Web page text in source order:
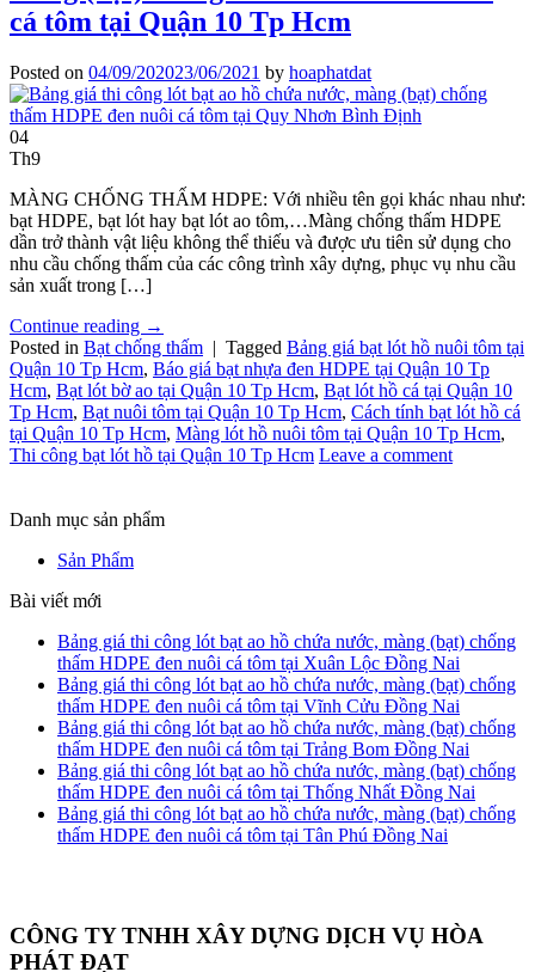
cá tôm tại Quận 10 Tp Hcm
Posted on 04/09/202023/06/2021 by hoaphatdat
04
Th9
MÀNG CHỐNG THẤM HDPE: Với nhiều tên gọi khác nhau như:
bạt HDPE, bạt lót hay bạt lót ao tôm,…Màng chống thấm HDPE
dần trở thành vật liệu không thể thiếu và được ưu tiên sử dụng cho
nhu cầu chống thấm của các công trình xây dựng, phục vụ nhu cầu
sản xuất trong […]
Continue reading →
Posted in Bạt chống thấm | Tagged Bảng giá bạt lót hồ nuôi tôm tại
Quận 10 Tp Hcm, Báo giá bạt nhựa đen HDPE tại Quận 10 Tp
Hcm, Bạt lót bờ ao tại Quận 10 Tp Hcm, Bạt lót hồ cá tại Quận 10
Tp Hcm, Bạt nuôi tôm tại Quận 10 Tp Hcm, Cách tính bạt lót hồ cá
tại Quận 10 Tp Hcm, Màng lót hồ nuôi tôm tại Quận 10 Tp Hcm,
Thi công bạt lót hồ tại Quận 10 Tp Hcm Leave a comment
Danh mục sản phẩm
Sản Phẩm
Bài viết mới
Bảng giá thi công lót bạt ao hồ chứa nước, màng (bạt) chống
thấm HDPE đen nuôi cá tôm tại Xuân Lộc Đồng Nai
Bảng giá thi công lót bạt ao hồ chứa nước, màng (bạt) chống
thấm HDPE đen nuôi cá tôm tại Vĩnh Cửu Đồng Nai
Bảng giá thi công lót bạt ao hồ chứa nước, màng (bạt) chống
thấm HDPE đen nuôi cá tôm tại Trảng Bom Đồng Nai
Bảng giá thi công lót bạt ao hồ chứa nước, màng (bạt) chống
thấm HDPE đen nuôi cá tôm tại Thống Nhất Đồng Nai
Bảng giá thi công lót bạt ao hồ chứa nước, màng (bạt) chống
thấm HDPE đen nuôi cá tôm tại Tân Phú Đồng Nai
CÔNG TY TNHH XÂY DỰNG DỊCH VỤ HÒA
PHÁT ĐẠT